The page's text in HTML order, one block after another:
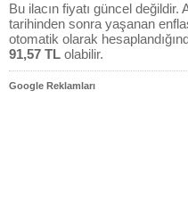
Bu ilacın fiyatı güncel
tarihinden sonra yaşanan
otomatik olarak
91,57 TL olabilir.
Google Reklamları